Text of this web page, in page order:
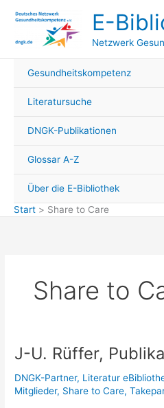
Inhalt
E-
Netzwerk
Gesundheitskompetenz
Literatursuche
DNGK-Publikationen
Glossar A-Z
Über die E-Bibliothek
Start
Share to Care
Share to
J-U. Rüffer,
DNGK-Partner, Literatur
Mitglieder, Share to Care,